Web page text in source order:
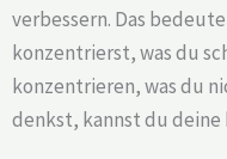
verbessern. Das
konzentrierst, was du
konzentrieren, was du
denkst, kannst du deine